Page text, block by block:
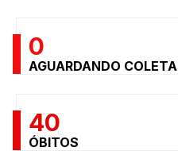
0
AGUARDANDO COLETA
40
ÓBITOS